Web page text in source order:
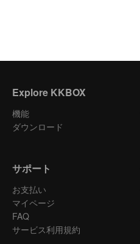
Explore KKBOX
機能
ダウンロード
サポート
お支払い
マイページ
FAQ
サービス利用規約